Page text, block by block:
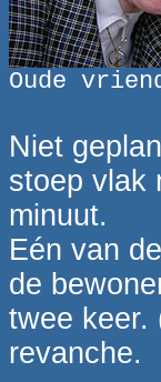
Oude
Niet
stoep vlak
minuut.
Eén van
de
twee keer.
revanche.